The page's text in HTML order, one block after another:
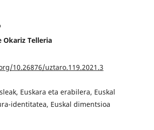
Okariz Telleria
10.26876/uztaro.119.2021.3
Euskara eta erabilera, Euskal
identitatea, Euskal dimentsioa